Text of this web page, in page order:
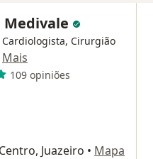
Medivale
Cirurgião
Mais
109 opiniões
Juazeiro • Mapa